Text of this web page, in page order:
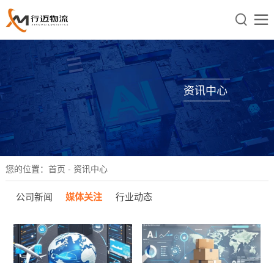
 
资讯中心
您的位置： 首页 - 资讯中心
公司新闻 媒体关注 行业动态